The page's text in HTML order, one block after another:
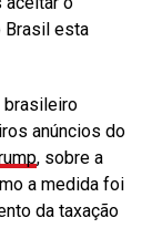
Brasil esta
brasileiro
anúncios do
, sobre a
a medida foi
da taxação